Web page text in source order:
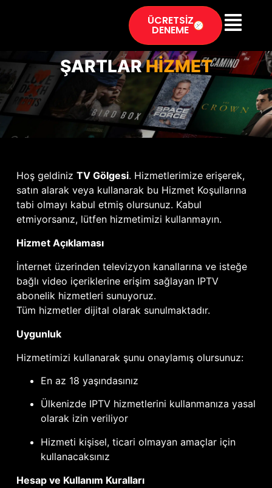
ÜCRETSİZ
DENEME
ŞARTLARHİZMET
Hoş geldiniz TV Gölgesi. Hizmetlerimize erişerek,
satın alarak veya kullanarak bu Hizmet Koşullarına
tabi olmayı kabul etmiş olursunuz. Kabul
etmiyorsanız, lütfen hizmetimizi kullanmayın.
Hizmet Açıklaması
İnternet üzerinden televizyon kanallarına ve isteğe
bağlı video içeriklerine erişim sağlayan IPTV
abonelik hizmetleri sunuyoruz.
Tüm hizmetler dijital olarak sunulmaktadır.
Uygunluk
Hizmetimizi kullanarak şunu onaylamış olursunuz:
En az 18 yaşındasınız
Ülkenizde IPTV hizmetlerini kullanmanıza yasal
olarak izin veriliyor
Hizmeti kişisel, ticari olmayan amaçlar için
kullanacaksınız
Hesap ve Kullanım Kuralları